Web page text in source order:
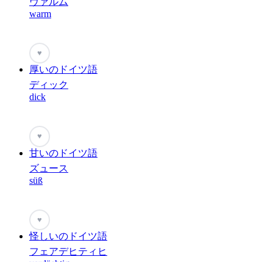
warm
♥
厚いのドイツ語
ディック
dick
♥
甘いのドイツ語
ズュース
süß
♥
怪しいのドイツ語
フェアデヒティヒ